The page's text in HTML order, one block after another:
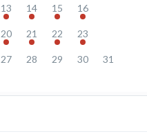
13 14 15 16
20 21 22 23
27 28 29 30 31